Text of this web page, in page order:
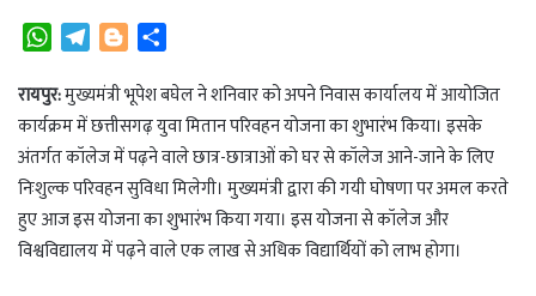
W
a
t
s
A
p
p
l
e
g
r
a
m
o
g
g
e
r
a
r
e
रायपुर:मुख्यमंत्री भूपेश बघेल ने शनिवार को अपने निवास कार्यालय में आयोजित
कार्यक्रम में छत्तीसगढ़ युवा मितान परिवहन योजना का शुभारंभ किया। इसके
अंतर्गत कॉलेज में पढ़ने वाले छात्र-छात्राओं को घर से कॉलेज आने-जाने के लिए
निःशुल्क परिवहन सुविधा मिलेगी। मुख्यमंत्री द्वारा की गयी घोषणा पर अमल करते
हुए आज इस योजना का शुभारंभ किया गया। इस योजना से कॉलेज और
विश्वविद्यालय में पढ़ने वाले एक लाख से अधिक विद्यार्थियों को लाभ होगा।